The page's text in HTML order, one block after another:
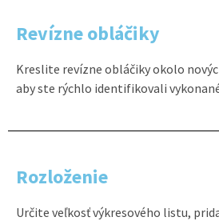
Revízne obláčiky
Kreslite revízne obláčiky okolo
aby ste rýchlo identifikovali
Rozloženie
Určite veľkosť výkresového listu,